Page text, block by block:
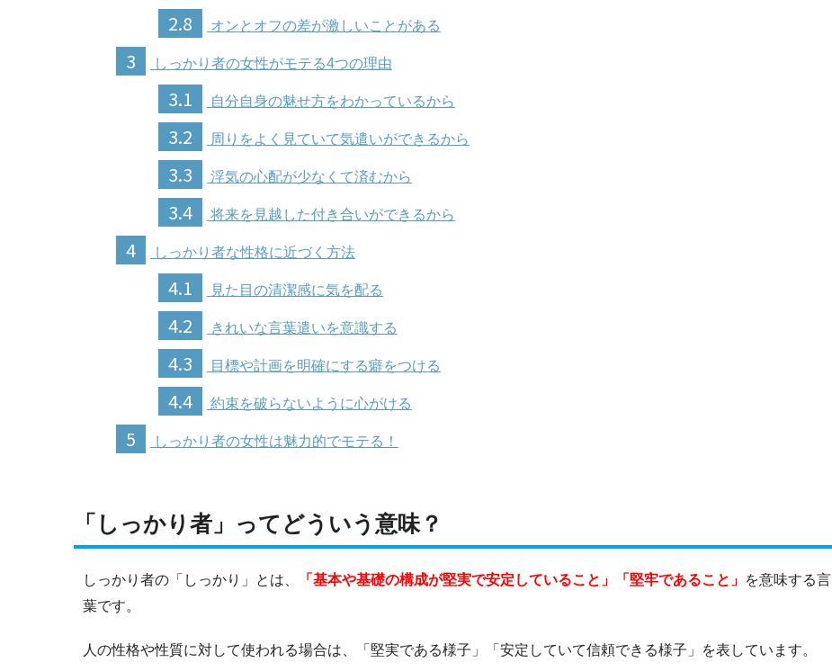
2.8 オンとオフの差が激しいことがある
3 しっかり者の女性がモテる4つの理由
3.1 自分自身の魅せ方をわかっているから
3.2 周りをよく見ていて気遣いができるから
3.3 浮気の心配が少なくて済むから
3.4 将来を見越した付き合いができるから
4 しっかり者な性格に近づく方法
4.1 見た目の清潔感に気を配る
4.2 きれいな言葉遣いを意識する
4.3 目標や計画を明確にする癖をつける
4.4 約束を破らないように心がける
5 しっかり者の女性は魅力的でモテる！
「しっかり者」ってどういう意味？
しっかり者の「しっかり」とは、 「基本や基礎の構成が堅実で安定していること」「堅牢であること」 を意味する言
葉です。
人の性格や性質に対して使われる場合は、「堅実である様子」「安定していて信頼できる様子」を表しています。